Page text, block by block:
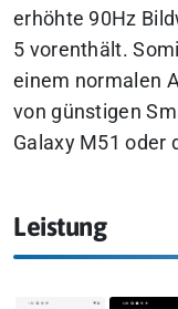
erhöhte 90Hz
5 vorenthält.
einem normalen
von günstigen
Galaxy M51 oder
Leistung